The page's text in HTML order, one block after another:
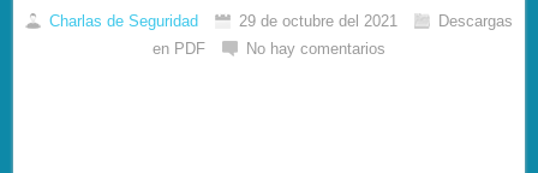
Charlas de Seguridad 29 de octubre del 2021
Descargas
en PDF
No hay comentarios